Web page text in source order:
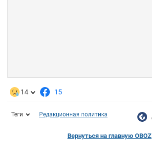
14 15
Теги Редакционная политика
Вернуться на главную OBOZ